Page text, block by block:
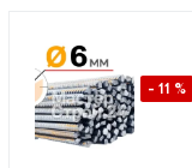
20
мм
22
мм
- 11 %